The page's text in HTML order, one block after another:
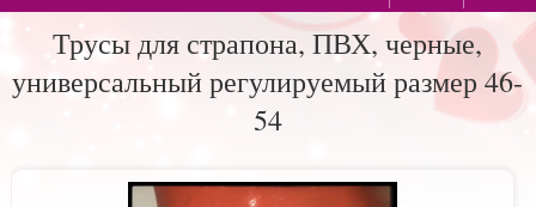
Трусы для страпона, ПВХ, черные,
универсальный регулируемый размер 46-
54